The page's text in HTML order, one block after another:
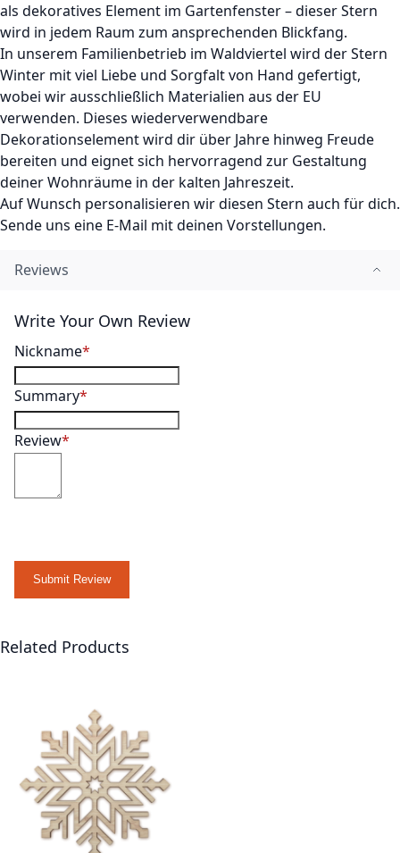
als dekoratives Element im Gartenfenster – dieser Stern
wird in jedem Raum zum ansprechenden Blickfang.
In unserem Familienbetrieb im Waldviertel wird der Stern
Winter mit viel Liebe und Sorgfalt von Hand gefertigt,
wobei wir ausschließlich Materialien aus der EU
verwenden. Dieses wiederverwendbare
Dekorationselement wird dir über Jahre hinweg Freude
bereiten und eignet sich hervorragend zur Gestaltung
deiner Wohnräume in der kalten Jahreszeit.
Auf Wunsch personalisieren wir diesen Stern auch für dich.
Sende uns eine E-Mail mit deinen Vorstellungen.
Reviews
Write Your Own Review
Nickname
Summary
Review
Submit Review
Related Products